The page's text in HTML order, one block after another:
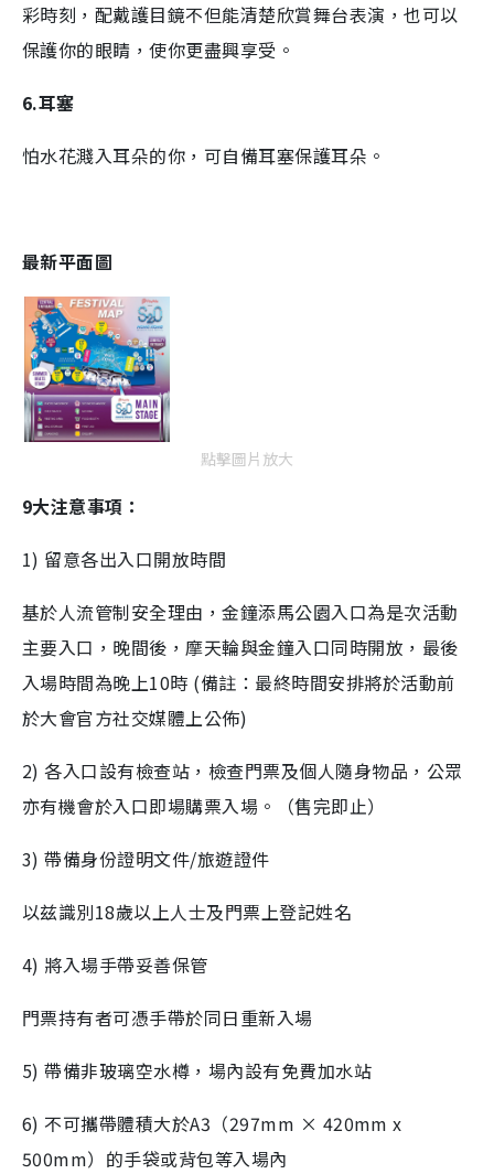
彩時刻，配戴護目鏡不但能清楚欣賞舞台表演，也可以
保護你的眼睛，使你更盡興享受。
6.耳塞
怕水花濺入耳朵的你，可自備耳塞保護耳朵。
最新平面圖
點擊圖片放大
9大注意事項：
1) 留意各出入口開放時間
基於人流管制安全理由，金鐘添馬公園入口為是次活動
主要入口，晚間後，摩天輪與金鐘入口同時開放，最後
入場時間為晚上10時 (備註：最終時間安排將於活動前
於大會官方社交媒體上公佈)
2) 各入口設有檢查站，檢查門票及個人隨身物品，公眾
亦有機會於入口即場購票入場。（售完即止）
3) 帶備身份證明文件/旅遊證件
以兹識別18歲以上人士及門票上登記姓名
4) 將入場手帶妥善保管
門票持有者可憑手帶於同日重新入場
5) 帶備非玻璃空水樽，場內設有免費加水站
6) 不可攜帶體積大於A3（297mm × 420mm x
500mm）的手袋或背包等入場內